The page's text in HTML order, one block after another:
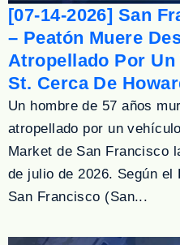
[07-14-2026] San
– Peatón Muere
Atropellado Por
St. Cerca De
Un hombre de 57 años
atropellado por un
Market de San Francisco
de julio de 2026. Según
San Francisco (San...